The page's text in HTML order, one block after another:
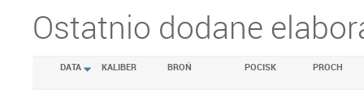
Ostatnio dodane
DATA KALIBER BROŃ POCISK PROCH